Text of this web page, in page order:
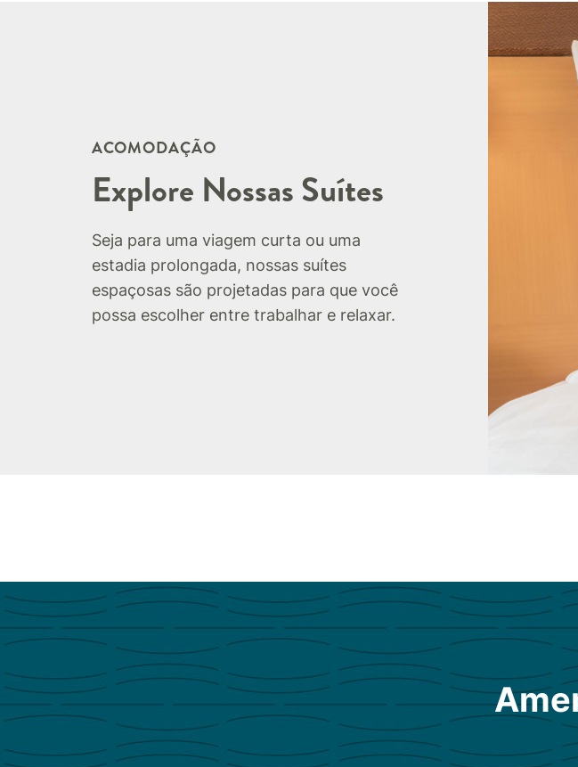
ACOMODAÇÃO
Explore Nossas Suítes
Seja para uma viagem curta ou uma
estadia prolongada, nossas suítes
espaçosas são projetadas para que você
possa escolher entre trabalhar e relaxar.